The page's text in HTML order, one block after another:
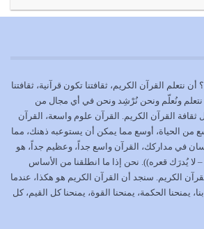
يجب النهوض بها كما ينبغي لكي
أمر إلهي للمؤمنين وهو بمثابة سبب بينهم
النصر…
من أولياء الله فيتم على أيدينا ضرب
نتعلم القرآن الكريم، ثقافتنا تكون قرآنية، ثقافتنا
نتعلم ونُعلّم ونحن نُرْشِد ونحن في أي مجال من
ثقافة القرآن الكريم. القرآن علوم واسعة، القرآن
من الحياة، أوسع مما يمكن أن يستوعبه ذهنك، مما
في مداركك، القرآن واسع جداً، وعظيم جداً، هو
لا يُدرَك قعره)). نحن إذا ما انطلقنا من الأساس
الكريم. سنجد أن القرآن الكريم هو هكذا، عندما
يمنحنا الحكمة، يمنحنا القوة، يمنحنا كل القيم، كل